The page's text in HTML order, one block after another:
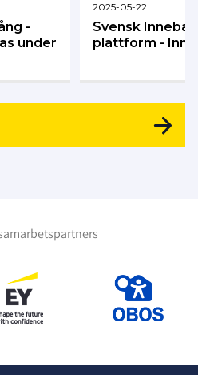
-
under
2025-05-22
Svensk
plattform -